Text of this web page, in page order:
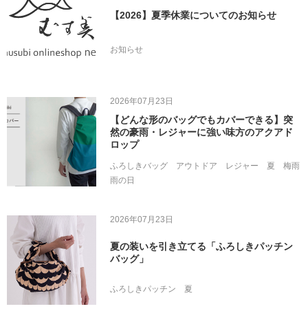
【2026】夏季休業についてのお知らせ
お知らせ
2026年07月23日
【どんな形のバッグでもカバーできる】突
然の豪雨・レジャーに強い味方のアクアド
ロップ
ふろしきバッグ アウトドア レジャー 夏
梅雨
雨の日
2026年07月23日
夏の装いを引き立てる「ふろしきパッチン
バッグ」
ふろしきパッチン 夏